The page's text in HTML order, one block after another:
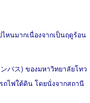
หนมากเนื่องจากเป็นฤดูร้อน
パス) ของมหาวิทยาลัยโทว
ถไฟใต้ดิน โดยนั่งจากสถานี